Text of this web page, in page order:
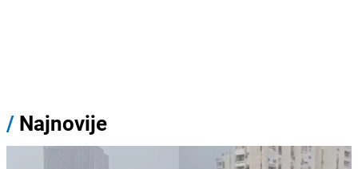
/ Najnovije